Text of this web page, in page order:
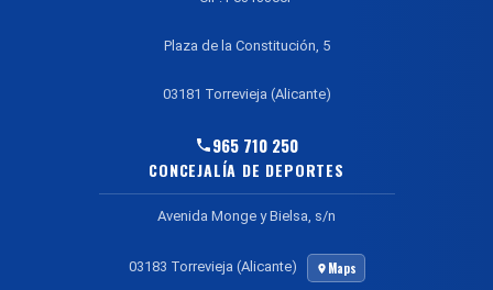
Plaza de la Constitución, 5
03181 Torrevieja (Alicante)
965 710 250
CONCEJALÍA DE DEPORTES
Avenida Monge y Bielsa, s/n
03183 Torrevieja (Alicante) Maps